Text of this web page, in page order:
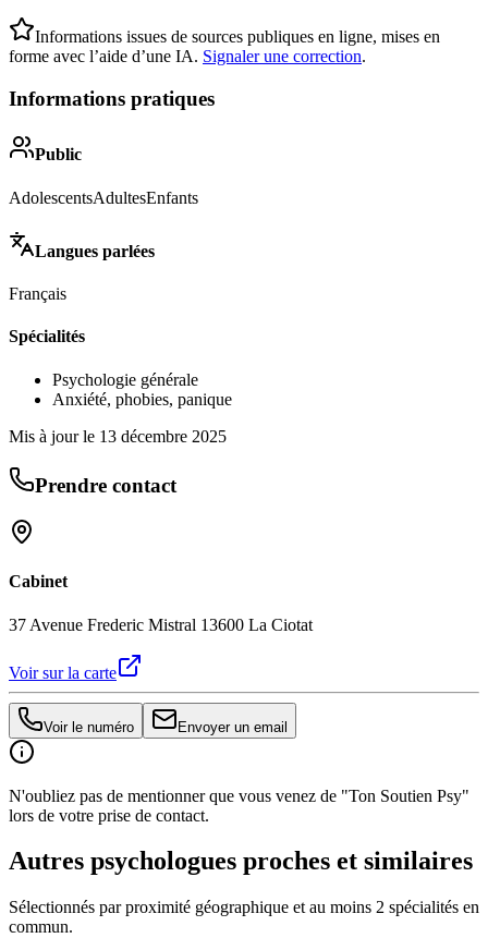
Informations issues de sources publiques en ligne, mises en
forme avec l’aide d’une IA. Signaler une correction.
Informations pratiques
Public
AdolescentsAdultesEnfants
Langues parlées
Français
Spécialités
Psychologie générale
Anxiété, phobies, panique
Mis à jour le 13 décembre 2025
Prendre contact
Cabinet
37 Avenue Frederic Mistral 13600 La Ciotat
Voir sur la carte
Voir le numéro Envoyer un email
N'oubliez pas de mentionner que vous venez de "Ton Soutien Psy"
lors de votre prise de contact.
Autres psychologues proches et similaires
Sélectionnés par proximité géographique et au moins 2 spécialités en
commun.